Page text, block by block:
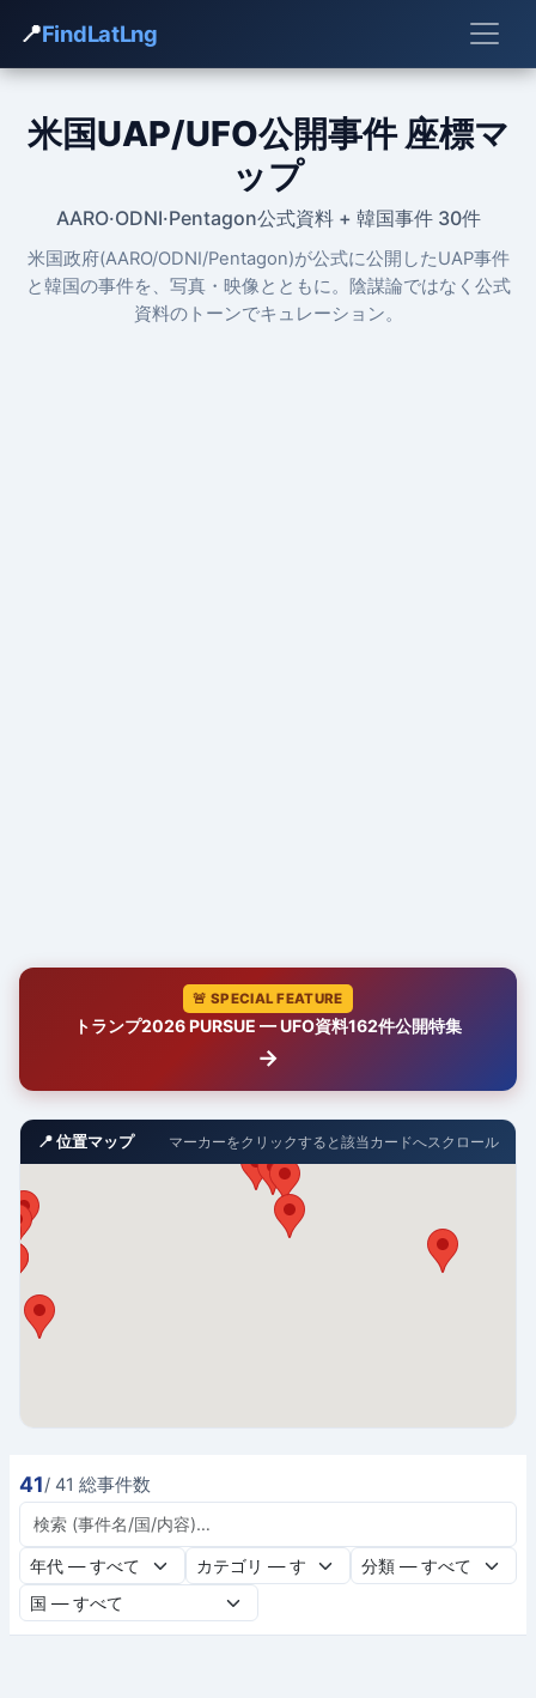
📍FindLatLng
米国UAP/UFO公開事件 座標マ
ップ
AARO·ODNI·Pentagon公式資料 + 韓国事件 30件
米国政府(AARO/ODNI/Pentagon)が公式に公開したUAP事件
と韓国の事件を、写真・映像とともに。陰謀論ではなく公式
資料のトーンでキュレーション。
🚨 SPECIAL FEATURE
トランプ2026 PURSUE — UFO資料162件公開特集
→
📍 位置マップ マーカーをクリックすると該当カードへスクロール
41/ 41 総事件数